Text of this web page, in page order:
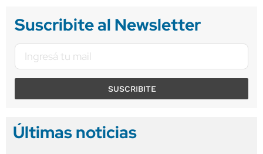
Suscribite al Newsletter
SUSCRIBITE
Últimas noticias